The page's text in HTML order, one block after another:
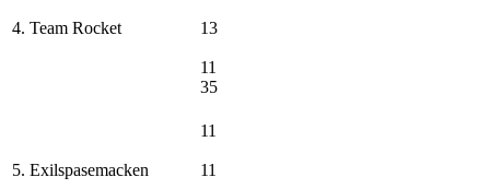
4. Team Rocket 13
11
35
5. Exilspasemacken
11
11